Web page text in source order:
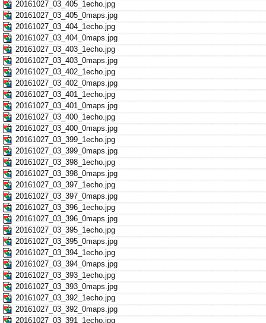
20161027_03_405_1echo.jpg
20161027_03_405_0maps.jpg
20161027_03_404_1echo.jpg
20161027_03_404_0maps.jpg
20161027_03_403_1echo.jpg
20161027_03_403_0maps.jpg
20161027_03_402_1echo.jpg
20161027_03_402_0maps.jpg
20161027_03_401_1echo.jpg
20161027_03_401_0maps.jpg
20161027_03_400_1echo.jpg
20161027_03_400_0maps.jpg
20161027_03_399_1echo.jpg
20161027_03_399_0maps.jpg
20161027_03_398_1echo.jpg
20161027_03_398_0maps.jpg
20161027_03_397_1echo.jpg
20161027_03_397_0maps.jpg
20161027_03_396_1echo.jpg
20161027_03_396_0maps.jpg
20161027_03_395_1echo.jpg
20161027_03_395_0maps.jpg
20161027_03_394_1echo.jpg
20161027_03_394_0maps.jpg
20161027_03_393_1echo.jpg
20161027_03_393_0maps.jpg
20161027_03_392_1echo.jpg
20161027_03_392_0maps.jpg
20161027_03_391_1echo.jpg